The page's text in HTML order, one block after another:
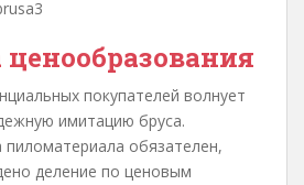
покупателей волнует
имитацию бруса.
пиломатериала обязателен,
деление по ценовым